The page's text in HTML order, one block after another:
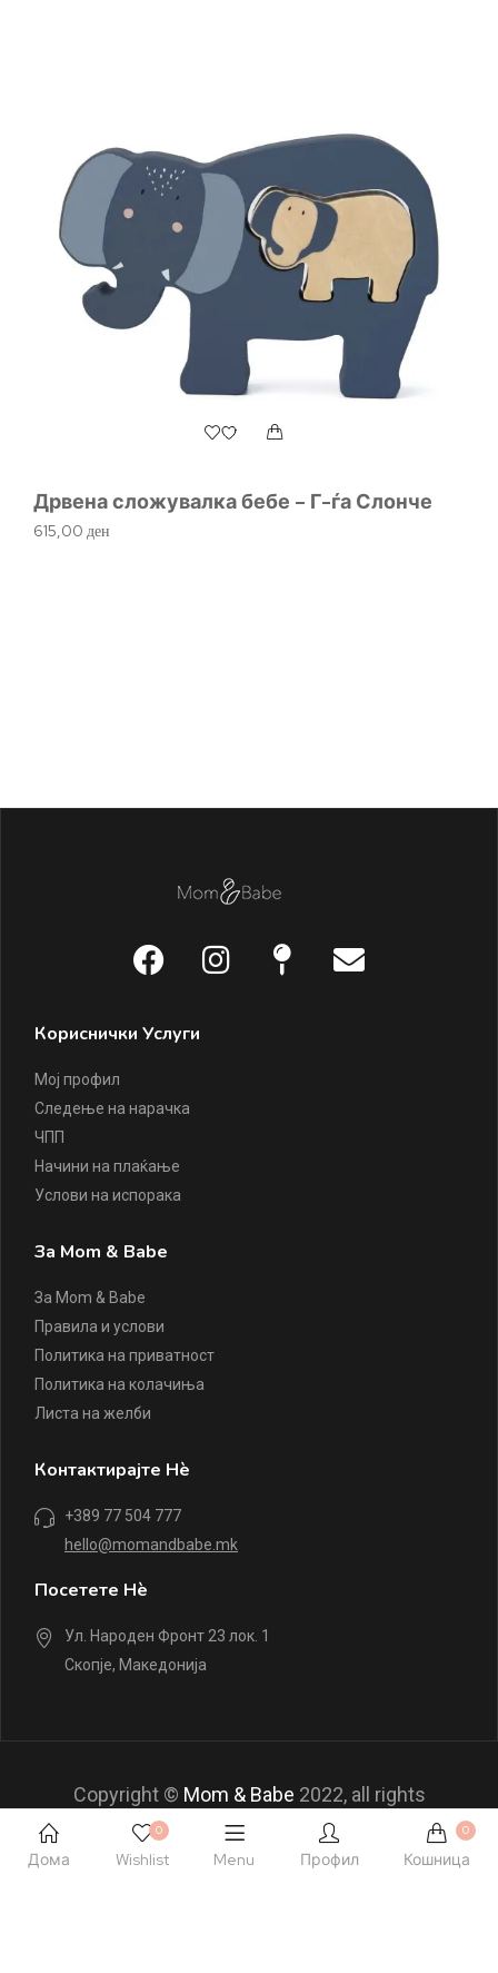
Дрвена сложувалка бебе – Г-ѓа Слонче
615,00 ден
Кориснички Услуги
Мој профил
Следење на нарачка
ЧПП
Начини на плаќање
Услови на испорака
За Mom & Babe
За Mom & Babe
Правила и услови
Политика на приватност
Политика на колачиња
Листа на желби
Контактирајте Нè
+389 77 504 777
hello@momandbabe.mk
Посетете Нè
Ул. Народен Фронт 23 лок. 1
Скопје, Македонија
Copyright © Mom & Babe 2022, all rights
reserved.
Дома
0
Wishlist Menu Профил
0
Кошница